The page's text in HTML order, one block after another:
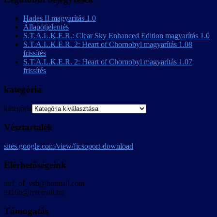
Hades II magyarítás 1.0
Állapotjelentés
S.T.A.L.K.E.R.: Clear Sky Enhanced Edition magyarítás 1.0
S.T.A.L.K.E.R. 2: Heart of Chornobyl magyarítás 1.08
frissítés
S.T.A.L.K.E.R. 2: Heart of Chornobyl magyarítás 1.07
frissítés
kategória
kategória
Vésztartalék
sites.google.com/view/ficsoport-download
Elérhetőségeink
mrf_of_vsb@hotmail.com
tsl16b@freemail.hu
Támogatás